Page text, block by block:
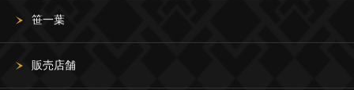
笹一葉
販売店舗